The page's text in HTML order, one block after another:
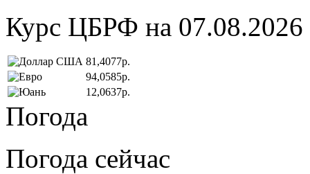
Курс ЦБРФ на 07.08.2026
81,4077р.
94,0585р.
12,0637р.
Погода
Погода сейчас